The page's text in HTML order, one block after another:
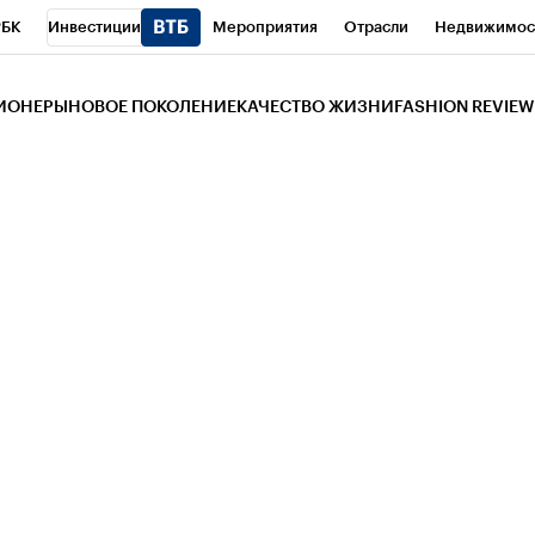
Инвестиции Мероприятия Отрасли
НОВОЕ ПОКОЛЕНИЕ КАЧЕСТВО ЖИЗНИ FASHION REVIEW